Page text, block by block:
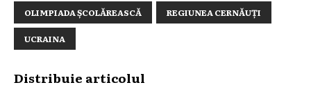
OLIMPIADA ȘCOLĂREASCĂ REGIUNEA CERNĂUȚI
UCRAINA
Distribuie articolul